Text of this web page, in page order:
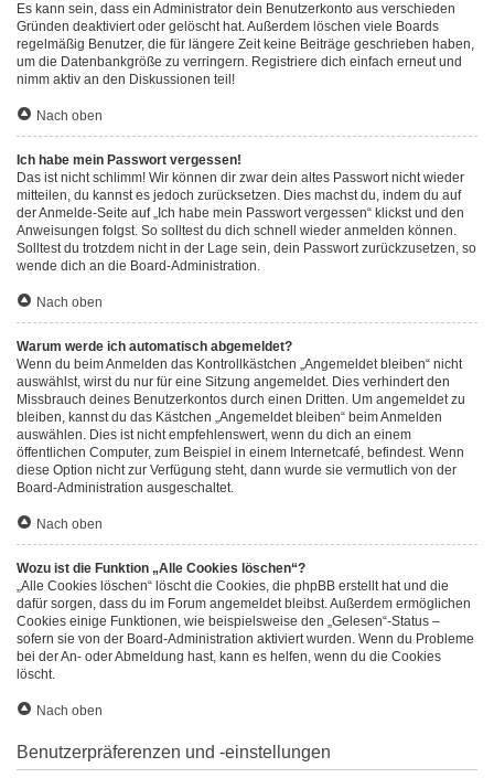
Es kann sein, dass ein Administrator dein Benutzerkonto aus verschieden
Gründen deaktiviert oder gelöscht hat. Außerdem löschen viele Boards
regelmäßig Benutzer, die für längere Zeit keine Beiträge geschrieben haben,
um die Datenbankgröße zu verringern. Registriere dich einfach erneut und
nimm aktiv an den Diskussionen teil!
Nach oben
Ich habe mein Passwort vergessen!
Das ist nicht schlimm! Wir können dir zwar dein altes Passwort nicht wieder
mitteilen, du kannst es jedoch zurücksetzen. Dies machst du, indem du auf
der Anmelde-Seite auf „Ich habe mein Passwort vergessen“ klickst und den
Anweisungen folgst. So solltest du dich schnell wieder anmelden können.
Solltest du trotzdem nicht in der Lage sein, dein Passwort zurückzusetzen, so
wende dich an die Board-Administration.
Nach oben
Warum werde ich automatisch abgemeldet?
Wenn du beim Anmelden das Kontrollkästchen „Angemeldet bleiben“ nicht
auswählst, wirst du nur für eine Sitzung angemeldet. Dies verhindert den
Missbrauch deines Benutzerkontos durch einen Dritten. Um angemeldet zu
bleiben, kannst du das Kästchen „Angemeldet bleiben“ beim Anmelden
auswählen. Dies ist nicht empfehlenswert, wenn du dich an einem
öffentlichen Computer, zum Beispiel in einem Internetcafé, befindest. Wenn
diese Option nicht zur Verfügung steht, dann wurde sie vermutlich von der
Board-Administration ausgeschaltet.
Nach oben
Wozu ist die Funktion „Alle Cookies löschen“?
„Alle Cookies löschen“ löscht die Cookies, die phpBB erstellt hat und die
dafür sorgen, dass du im Forum angemeldet bleibst. Außerdem ermöglichen
Cookies einige Funktionen, wie beispielsweise den „Gelesen“-Status –
sofern sie von der Board-Administration aktiviert wurden. Wenn du Probleme
bei der An- oder Abmeldung hast, kann es helfen, wenn du die Cookies
löscht.
Nach oben
Benutzerpräferenzen und -einstellungen